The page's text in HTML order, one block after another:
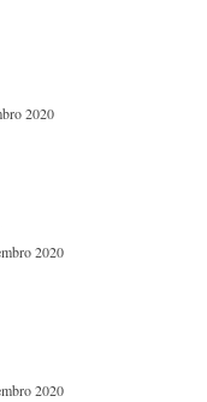
2020
2020
2020